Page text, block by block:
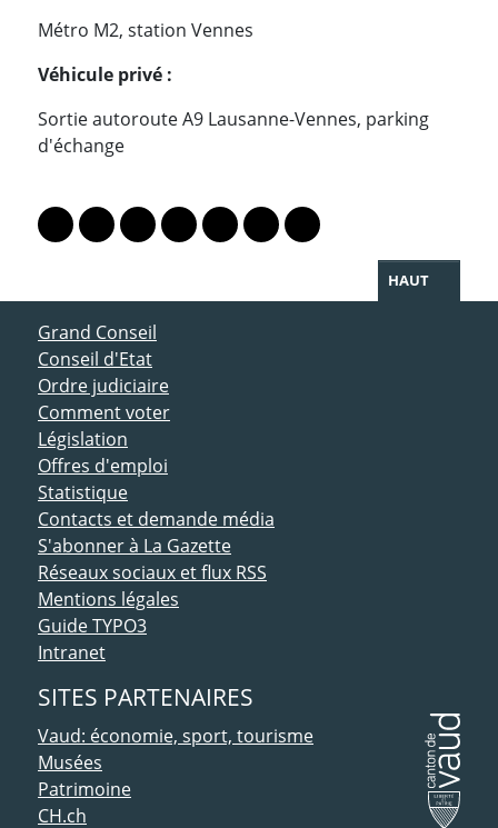
Métro M2, station Vennes
Véhicule privé :
Sortie autoroute A9 Lausanne-Vennes, parking
d'échange
Lien vers le profil Mastodon
Lien vers le profil Bluesky
Lien vers le profil Instagram
Lien vers le profil Linkedin
Lien vers le profil Facebook
Lien vers le profil Twitter
Partager par WhatsApp
HAUT
ACCÈS DIRECT
Grand Conseil
Conseil d'Etat
Ordre judiciaire
Comment voter
Législation
Offres d'emploi
Statistique
Contacts et demande média
S'abonner à La Gazette
Réseaux sociaux et flux RSS
Mentions légales
Guide TYPO3
Intranet
SITES PARTENAIRES
Vaud: économie, sport, tourisme
Musées
Patrimoine
CH.ch